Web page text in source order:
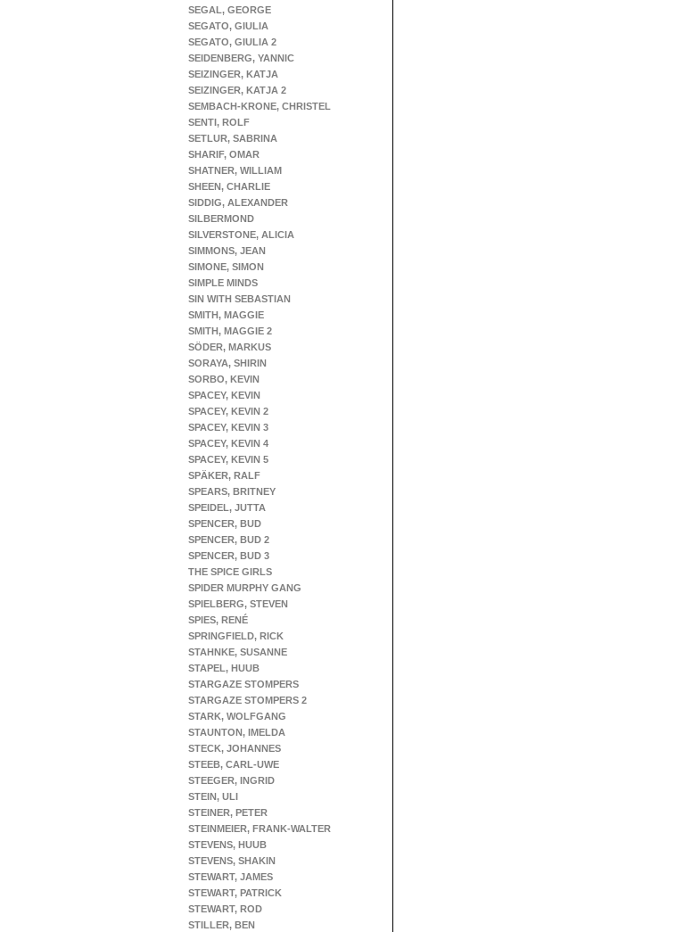
SEGAL, GEORGE
SEGATO, GIULIA
SEGATO, GIULIA 2
SEIDENBERG, YANNIC
SEIZINGER, KATJA
SEIZINGER, KATJA 2
SEMBACH-KRONE, CHRISTEL
SENTI, ROLF
SETLUR, SABRINA
SHARIF, OMAR
SHATNER, WILLIAM
SHEEN, CHARLIE
SIDDIG, ALEXANDER
SILBERMOND
SILVERSTONE, ALICIA
SIMMONS, JEAN
SIMONE, SIMON
SIMPLE MINDS
SIN WITH SEBASTIAN
SMITH, MAGGIE
SMITH, MAGGIE 2
SÖDER, MARKUS
SORAYA, SHIRIN
SORBO, KEVIN
SPACEY, KEVIN
SPACEY, KEVIN 2
SPACEY, KEVIN 3
SPACEY, KEVIN 4
SPACEY, KEVIN 5
SPÄKER, RALF
SPEARS, BRITNEY
SPEIDEL, JUTTA
SPENCER, BUD
SPENCER, BUD 2
SPENCER, BUD 3
THE SPICE GIRLS
SPIDER MURPHY GANG
SPIELBERG, STEVEN
SPIES, RENÉ
SPRINGFIELD, RICK
STAHNKE, SUSANNE
STAPEL, HUUB
STARGAZE STOMPERS
STARGAZE STOMPERS 2
STARK, WOLFGANG
STAUNTON, IMELDA
STECK, JOHANNES
STEEB, CARL-UWE
STEEGER, INGRID
STEIN, ULI
STEINER, PETER
STEINMEIER, FRANK-WALTER
STEVENS, HUUB
STEVENS, SHAKIN
STEWART, JAMES
STEWART, PATRICK
STEWART, ROD
STILLER, BEN